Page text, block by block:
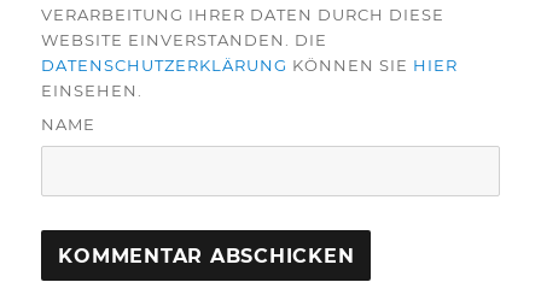
VERARBEITUNG IHRER DATEN DURCH DIESE
WEBSITE EINVERSTANDEN. DIE
DATENSCHUTZERKLÄRUNG KÖNNEN SIE HIER
EINSEHEN.
NAME